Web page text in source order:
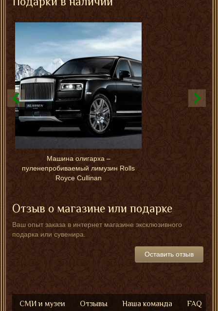
Машина олигарха –
пуленепробиваемый лимузин Rolls
Royce Cullinan
Отзыв о магазине или подарке
Ваш опыт заказа в интернет магазине эксклюзивного
подарка или сувенира.
Оставить отзыв
СМИ и музеи Отзывы Наша команда FAQ